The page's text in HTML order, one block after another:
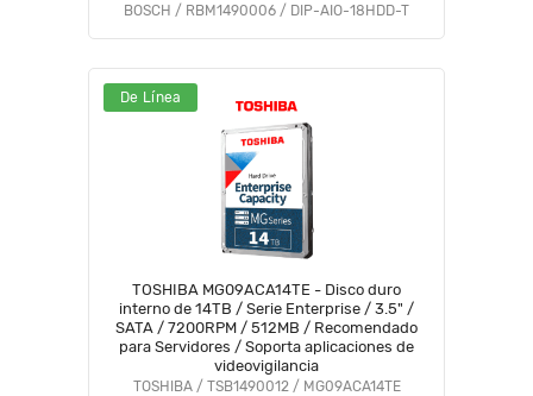
BOSCH / RBM1490006 / DIP-AIO-18HDD-T
De Línea
TOSHIBA MG09ACA14TE - Disco duro
interno de 14TB / Serie Enterprise / 3.5" /
SATA / 7200RPM / 512MB / Recomendado
para Servidores / Soporta aplicaciones de
videovigilancia
TOSHIBA / TSB1490012 / MG09ACA14TE